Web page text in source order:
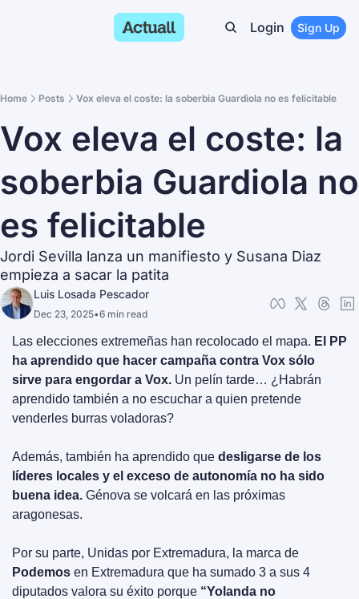
Login Sign Up
Home Posts Vox eleva el coste: la soberbia Guardiola no es felicitable
Vox eleva el coste: la
soberbia Guardiola no
es felicitable
Jordi Sevilla lanza un manifiesto y Susana Diaz
empieza a sacar la patita
Luis Losada Pescador
Dec 23, 2025•6 min read
Las elecciones extremeñas han recolocado el mapa. El PP
ha aprendido que hacer campaña contra Vox sólo
sirve para engordar a Vox. Un pelín tarde… ¿Habrán
aprendido también a no escuchar a quien pretende
venderles burras voladoras?
Además, también ha aprendido que desligarse de los
líderes locales y el exceso de autonomía no ha sido
buena idea. Génova se volcará en las próximas
aragonesas.
Podemos en Extremadura que ha sumado 3 a sus 4
diputados valora su éxito porque “Yolanda no